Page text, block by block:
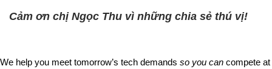
Cảm ơn chị Ngọc Thu vì những chia sẻ thú vị!
We help you meet tomorrow’s tech demands so you can compete at